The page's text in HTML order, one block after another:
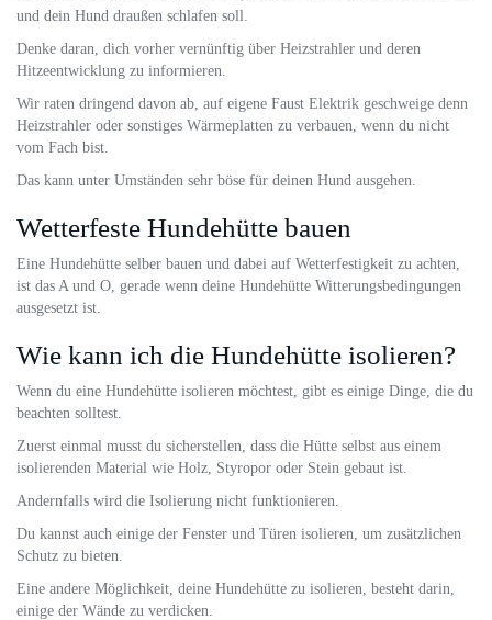
und dein Hund draußen schlafen soll.
Denke daran, dich vorher vernünftig über Heizstrahler und deren
Hitzeentwicklung zu informieren.
Wir raten dringend davon ab, auf eigene Faust Elektrik geschweige denn
Heizstrahler oder sonstiges Wärmeplatten zu verbauen, wenn du nicht
vom Fach bist.
Das kann unter Umständen sehr böse für deinen Hund ausgehen.
Wetterfeste Hundehütte bauen
Eine Hundehütte selber bauen und dabei auf Wetterfestigkeit zu achten,
ist das A und O, gerade wenn deine Hundehütte Witterungsbedingungen
ausgesetzt ist.
Wie kann ich die Hundehütte isolieren?
Wenn du eine Hundehütte isolieren möchtest, gibt es einige Dinge, die du
beachten solltest.
Zuerst einmal musst du sicherstellen, dass die Hütte selbst aus einem
isolierenden Material wie Holz, Styropor oder Stein gebaut ist.
Andernfalls wird die Isolierung nicht funktionieren.
Du kannst auch einige der Fenster und Türen isolieren, um zusätzlichen
Schutz zu bieten.
Eine andere Möglichkeit, deine Hundehütte zu isolieren, besteht darin,
einige der Wände zu verdicken.